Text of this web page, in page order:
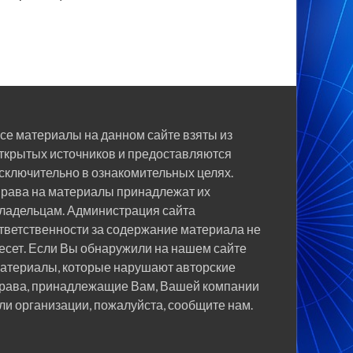
материалы на данном сайте взяты из
источников и предоставляются
в ознакомительных целях.
на материалы принадлежат их
Администрация сайта
за содержание материала не
Если Вы обнаружили на нашем сайте
которые нарушают авторские
принадлежащие Вам, Вашей компании
организации, пожалуйста, сообщите нам.